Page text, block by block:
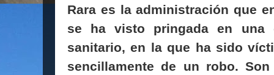
Rara es la administración que
se ha visto pringada en una
sanitario, en la que ha sido
sencillamente de un robo.